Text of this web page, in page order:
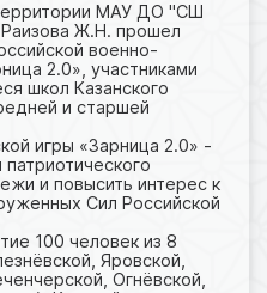
МАУ ДО "СШ
Ж.Н. прошел
военно-
2.0», участниками
школ Казанского
и старшей
игры «Зарница 2.0» -
и повысить интерес к
Сил Российской
100 человек из 8
Яровской,
Огнёвской,